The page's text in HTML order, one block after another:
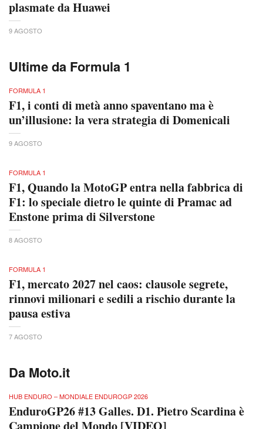
plasmate da Huawei
9 AGOSTO
Ultime da Formula 1
FORMULA 1
F1, i conti di metà anno spaventano ma è
un’illusione: la vera strategia di Domenicali
9 AGOSTO
FORMULA 1
F1, Quando la MotoGP entra nella fabbrica di
F1: lo speciale dietro le quinte di Pramac ad
Enstone prima di Silverstone
8 AGOSTO
FORMULA 1
F1, mercato 2027 nel caos: clausole segrete,
rinnovi milionari e sedili a rischio durante la
pausa estiva
7 AGOSTO
Da Moto.it
HUB ENDURO – MONDIALE ENDUROGP 2026
EnduroGP26 #13 Galles. D1. Pietro Scardina è